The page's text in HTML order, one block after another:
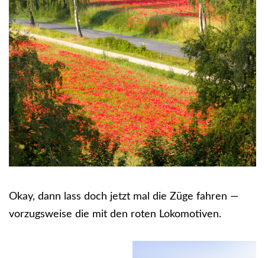
Okay, dann lass doch jetzt mal die Züge fahren —
vorzugsweise die mit den roten Lokomotiven.